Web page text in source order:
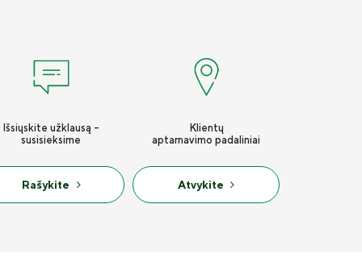
Išsiųskite užklausą -
susisieksime
Rašykite
Klientų
aptarnavimo padaliniai
Atvykite